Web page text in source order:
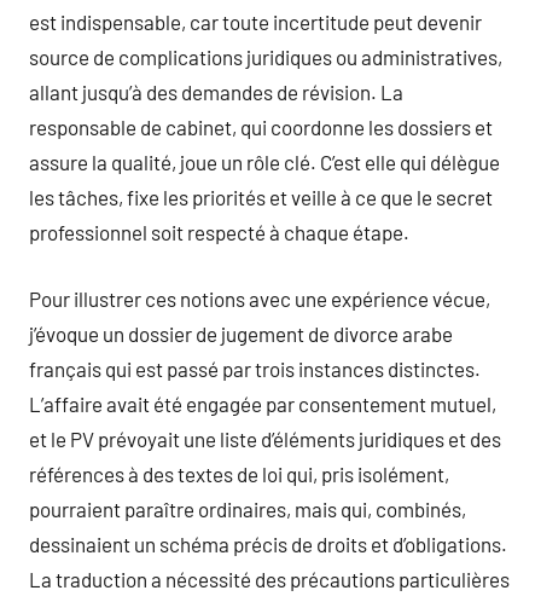
est indispensable, car toute incertitude peut devenir
source de complications juridiques ou administratives,
allant jusqu’à des demandes de révision. La
responsable de cabinet, qui coordonne les dossiers et
assure la qualité, joue un rôle clé. C’est elle qui délègue
les tâches, fixe les priorités et veille à ce que le secret
professionnel soit respecté à chaque étape.
Pour illustrer ces notions avec une expérience vécue,
j’évoque un dossier de jugement de divorce arabe
français qui est passé par trois instances distinctes.
L’affaire avait été engagée par consentement mutuel,
et le PV prévoyait une liste d’éléments juridiques et des
références à des textes de loi qui, pris isolément,
pourraient paraître ordinaires, mais qui, combinés,
dessinaient un schéma précis de droits et d’obligations.
La traduction a nécessité des précautions particulières